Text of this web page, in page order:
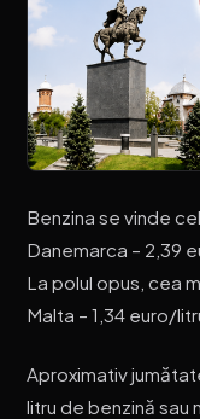
Benzina se vinde
Danemarca – 2,39
La polul opus, cea
Malta – 1,34 euro/
Aproximativ
litru de benzină